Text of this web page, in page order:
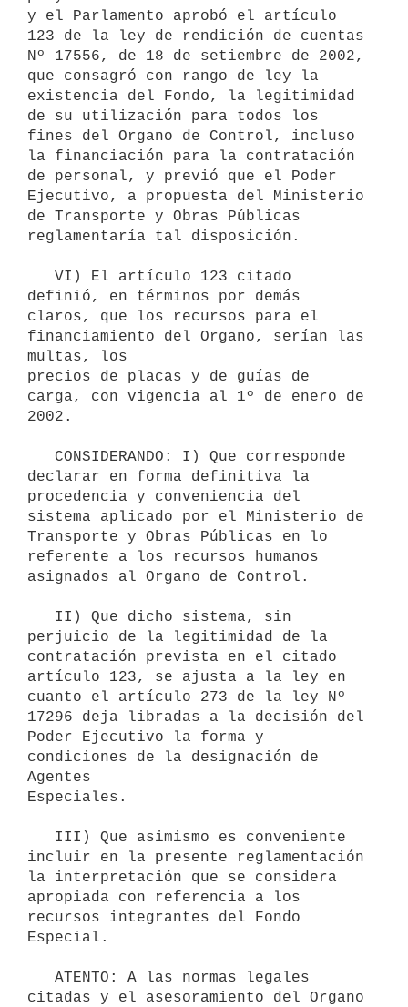
y el Parlamento aprobó el artículo
123 de la ley de rendición de cuentas
Nº 17556, de 18 de setiembre de 2002,
que consagró con rango de ley la
existencia del Fondo, la legitimidad
de su utilización para todos los
fines del Organo de Control, incluso
la financiación para la contratación
de personal, y previó que el Poder
Ejecutivo, a propuesta del Ministerio
de Transporte y Obras Públicas
reglamentaría tal disposición.
definió, en términos por demás
claros, que los recursos para el
financiamiento del Organo, serían las
multas, los
precios de placas y de guías de
carga, con vigencia al 1º de enero de
2002.
declarar en forma definitiva la
procedencia y conveniencia del
sistema aplicado por el Ministerio de
Transporte y Obras Públicas en lo
referente a los recursos humanos
asignados al Organo de Control.
perjuicio de la legitimidad de la
contratación prevista en el citado
artículo 123, se ajusta a la ley en
cuanto el artículo 273 de la ley Nº
17296 deja libradas a la decisión del
Poder Ejecutivo la forma y
condiciones de la designación de
Agentes
Especiales.
incluir en la presente reglamentación
la interpretación que se considera
apropiada con referencia a los
recursos integrantes del Fondo
Especial.
citadas y el asesoramiento del Organo